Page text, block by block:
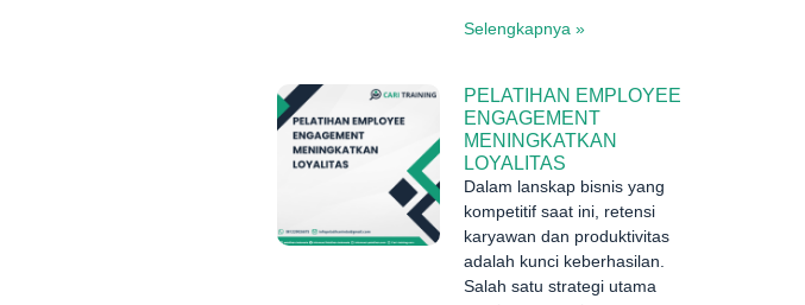
Selengkapnya »
PELATIHAN EMPLOYEE
ENGAGEMENT
MENINGKATKAN
LOYALITAS
Dalam lanskap bisnis yang
kompetitif saat ini, retensi
karyawan dan produktivitas
adalah kunci keberhasilan.
Salah satu strategi utama